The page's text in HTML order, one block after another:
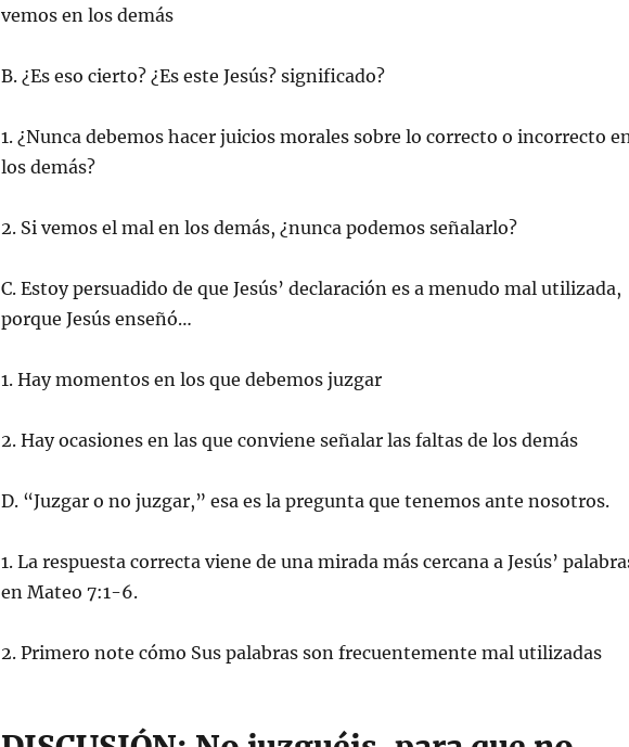
vemos en los demás
B. ¿Es eso cierto? ¿Es este Jesús? significado?
1. ¿Nunca debemos hacer juicios morales sobre lo correcto o incorrecto
los demás?
2. Si vemos el mal en los demás, ¿nunca podemos señalarlo?
C. Estoy persuadido de que Jesús’ declaración es a menudo mal utilizada,
porque Jesús enseñó…
1. Hay momentos en los que debemos juzgar
2. Hay ocasiones en las que conviene señalar las faltas de los demás
D. “Juzgar o no juzgar,” esa es la pregunta que tenemos ante nosotros.
1. La respuesta correcta viene de una mirada más cercana a Jesús’
en Mateo 7:1-6.
2. Primero note cómo Sus palabras son frecuentemente mal utilizadas